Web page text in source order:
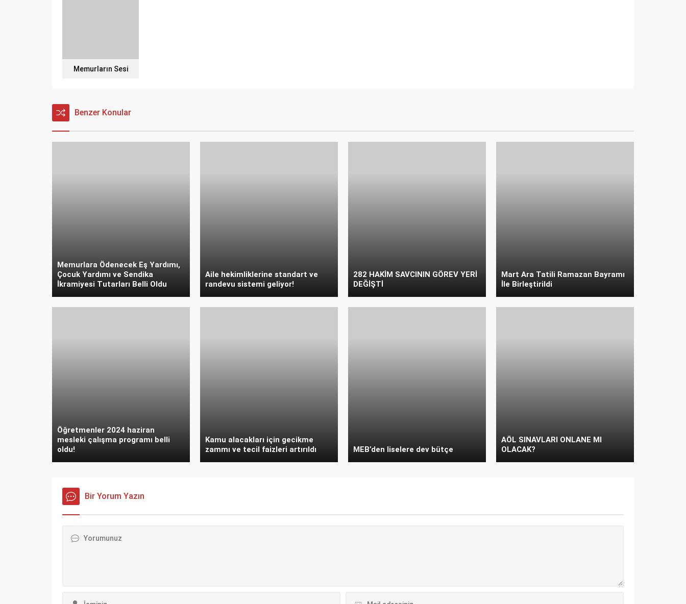
Memurların Sesi
Benzer Konular
Memurlara Ödenecek Eş Yardımı,
Çocuk Yardımı ve Sendika
İkramiyesi Tutarları Belli Oldu
Aile hekimliklerine standart ve
randevu sistemi geliyor!
282 HAKİM SAVCININ GÖREV YERİ
DEĞİŞTİ
Mart Ara Tatili Ramazan Bayramı
İle Birleştirildi
Öğretmenler 2024 haziran
mesleki çalışma programı belli
oldu!
Kamu alacakları için gecikme
zammı ve tecil faizleri artırıldı
MEB’den liselere dev bütçe
AÖL SINAVLARI ONLANE MI
OLACAK?
Bir Yorum Yazın